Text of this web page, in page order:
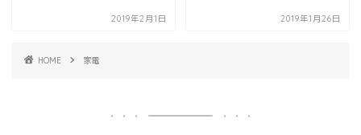
2019年2月1日 2019年1月26日
HOME 家電